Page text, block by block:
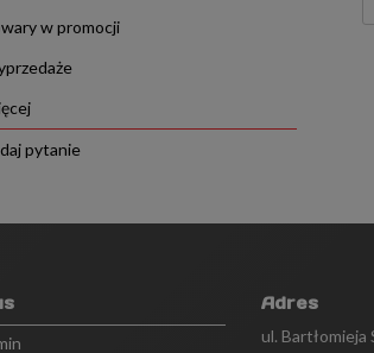
w promocji
pytanie
Adres
ul.